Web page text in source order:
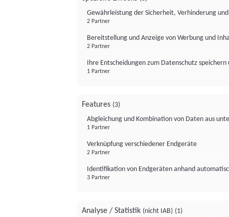
Gewährleistung der Sicherheit, Verhinderung
2 Partner
Bereitstellung und Anzeige von Werbung und
2 Partner
Ihre Entscheidungen zum Datenschutz
1 Partner
Features (3)
Abgleichung und Kombination von Daten aus
1 Partner
Verknüpfung verschiedener Endgeräte
2 Partner
Identifikation von Endgeräten anhand
3 Partner
Analyse / Statistik (nicht IAB) (1)